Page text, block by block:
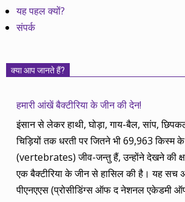
यह पहल क्यों?
संपर्क
क्या आप जानते हैं?
हमारी आंखें बैक्टीरिया के जीन की देन!
इंसान से लेकर हाथी, घोड़ा, गाय-बैल, सांप,
चिड़ियों तक धरती पर जितने भी 69,963 किस्म
(vertebrates) जीव-जन्तु हैं, उन्होंने देखने की
एक बैक्टीरिया के जीन से हासिल की है। यह सच
पीएनएएस (प्रोसीडिंग्स ऑफ द नेशनल एकेडमी